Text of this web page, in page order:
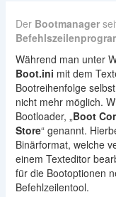
Der Bootmanager
Während man unter
Boot.ini mit dem
Bootreihenfolge
nicht mehr möglich.
Bootloader, „Boot
Store“ genannt.
Binärformat, welche
einem Texteditor
für die Bootoptionen
Befehlzeilentool.